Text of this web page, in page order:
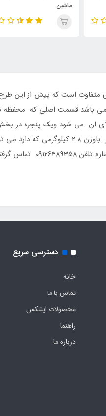
شاخ
است که پیش از این
ان می شود ویک پنجره در
بهترین شیوه ممکن طراحی شده
ومشاوره این
دسترسی سریع
خانه
تماس با ما
محصولات اینتکس
راهنما
درباره ما